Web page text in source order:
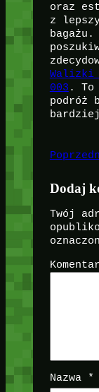
oraz
z
Walizki
003 . To
podróż
Dodaj
Twój
Nazwa *